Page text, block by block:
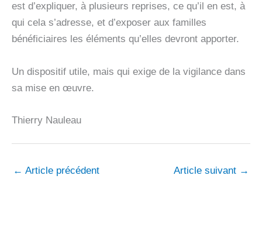
est d’expliquer, à plusieurs reprises, ce qu’il en est, à
qui cela s’adresse, et d’exposer aux familles
bénéficiaires les éléments qu’elles devront apporter.
Un dispositif utile, mais qui exige de la vigilance dans
sa mise en œuvre.
Thierry Nauleau
← Article précédent Article suivant →